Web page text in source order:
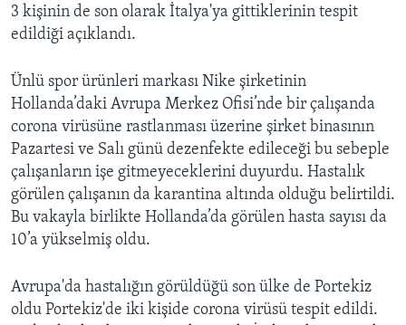
3 kişinin de son olarak İtalya'ya gittiklerinin tespit
edildiği açıklandı.
Ünlü spor ürünleri markası Nike şirketinin
Hollanda’daki Avrupa Merkez Ofisi’nde bir çalışanda
corona virüsüne rastlanması üzerine şirket binasının
Pazartesi ve Salı günü dezenfekte edileceği bu sebeple
çalışanların işe gitmeyeceklerini duyurdu. Hastalık
görülen çalışanın da karantina altında olduğu belirtildi.
Bu vakayla birlikte Hollanda’da görülen hasta sayısı da
10’a yükselmiş oldu.
Avrupa'da hastalığın görüldüğü son ülke de Portekiz
oldu Portekiz'de iki kişide corona virüsü tespit edildi.